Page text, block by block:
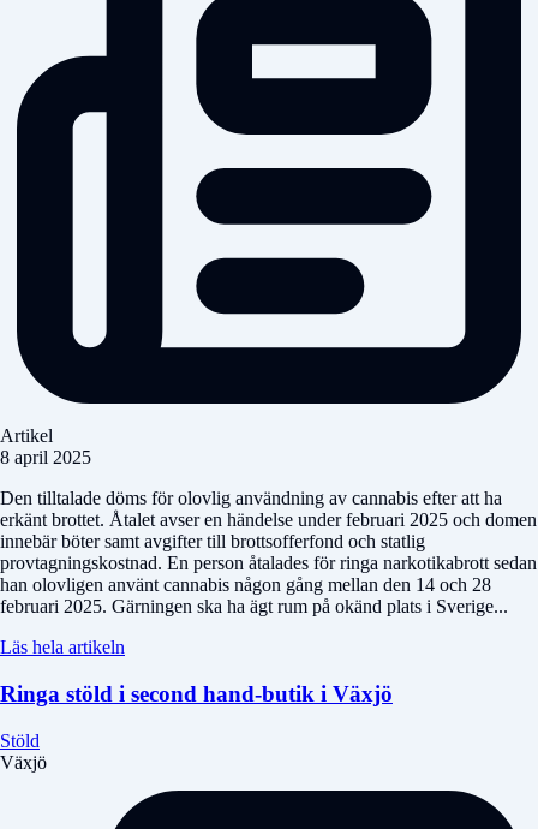
Artikel
8 april 2025
Den tilltalade döms för olovlig användning av cannabis efter att ha
erkänt brottet. Åtalet avser en händelse under februari 2025 och domen
innebär böter samt avgifter till brottsofferfond och statlig
provtagningskostnad. En person åtalades för ringa narkotikabrott sedan
han olovligen använt cannabis någon gång mellan den 14 och 28
februari 2025. Gärningen ska ha ägt rum på okänd plats i Sverige...
Läs hela artikeln
Ringa stöld i second hand-butik i Växjö
Stöld
Växjö